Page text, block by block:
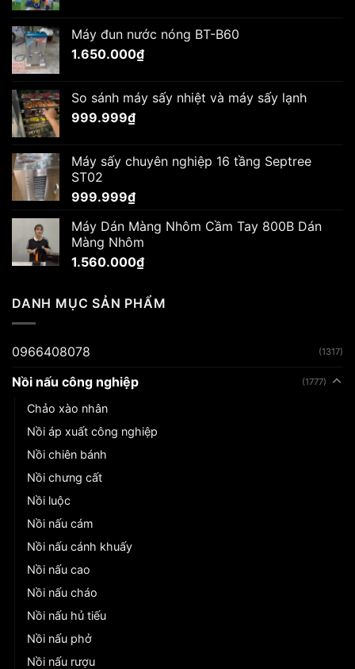
Máy đun nước nóng BT-B60
1.650.000₫
So sánh máy sấy nhiệt và máy sấy lạnh
999.999₫
Máy sấy chuyên nghiệp 16 tầng Septree
ST02
999.999₫
Máy Dán Màng Nhôm Cầm Tay 800B Dán
Màng Nhôm
1.560.000₫
DANH MỤC SẢN PHẨM
0966408078 (1317)
Nồi nấu công nghiệp (1777)
Chảo xào nhân
Nồi áp xuất công nghiệp
Nồi chiên bánh
Nồi chưng cất
Nồi luộc
Nồi nấu cám
Nồi nấu cánh khuấy
Nồi nấu cao
Nồi nấu cháo
Nồi nấu hủ tiếu
Nồi nấu phở
Nồi nấu rượu